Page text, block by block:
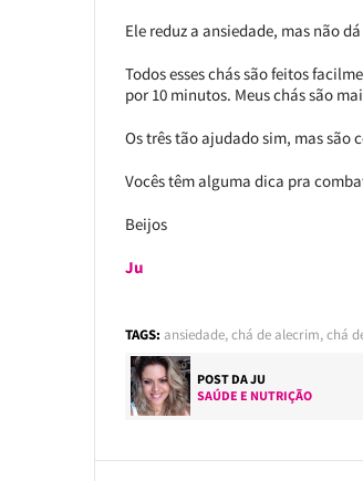
Ele reduz a ansiedade, mas não
Todos esses chás são feitos
por 10 minutos. Meus chás são
Os três tão ajudado sim, mas são
Vocês têm alguma dica pra
Beijos
Ju
TAGS: ansiedade,chá de alecrim,chá
POST DAJU
SAÚDE E NUTRIÇÃO